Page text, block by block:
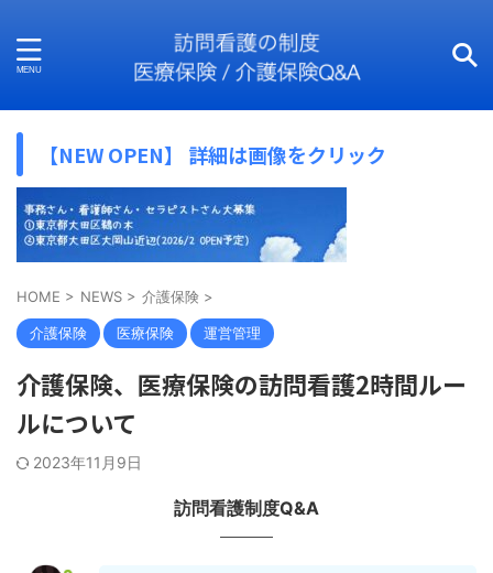
【NEW OPEN】 詳細は画像をクリック
HOME > NEWS > 介護保険 >
介護保険 医療保険 運営管理
介護保険、医療保険の訪問看護2時間ルー
ルについて
2023年11月9日
訪問看護制度Q&A